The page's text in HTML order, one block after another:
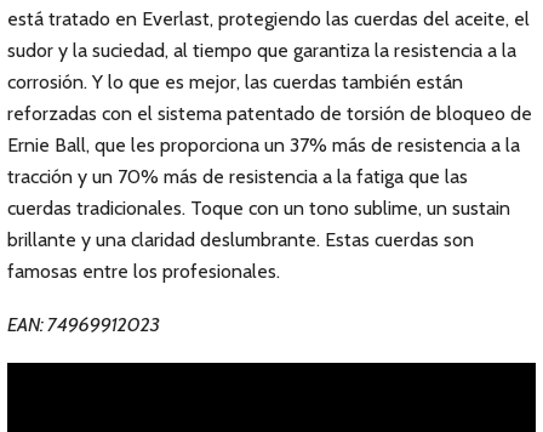
está tratado en Everlast, protegiendo las cuerdas del aceite, el
sudor y la suciedad, al tiempo que garantiza la resistencia a la
corrosión. Y lo que es mejor, las cuerdas también están
reforzadas con el sistema patentado de torsión de bloqueo de
Ernie Ball, que les proporciona un 37% más de resistencia a la
tracción y un 70% más de resistencia a la fatiga que las
cuerdas tradicionales. Toque con un tono sublime, un sustain
brillante y una claridad deslumbrante. Estas cuerdas son
famosas entre los profesionales.
EAN: 74969912023